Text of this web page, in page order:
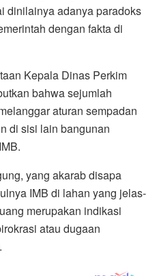
dinilainya adanya paradoks
dengan fakta di
Kepala Dinas Perkim
bahwa sejumlah
aturan sempadan
di sisi lain bangunan
yang akarab disapa
IMB di lahan yang jelas-
merupakan indikasi
atau dugaan